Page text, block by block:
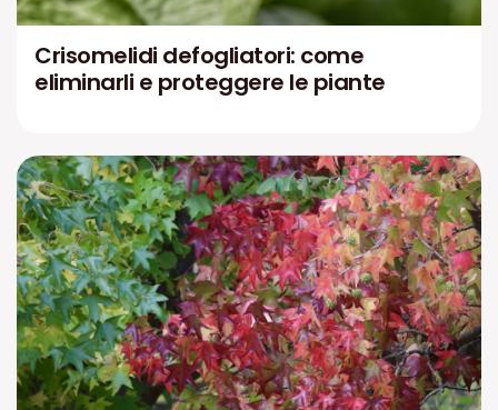
Crisomelidi defogliatori: come
eliminarli e proteggere le piante